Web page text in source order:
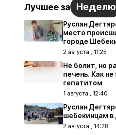
Лучшее за Неделю
Руслан
место
городе
2 августа , 11:25
Не болит, но
печень. Как не
гепатитом
1 августа , 12:40
Руслан
шебекинцам в
2 августа , 14:28